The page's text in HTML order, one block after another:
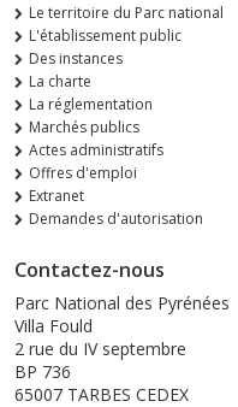
Le territoire du Parc national
L'établissement public
Des instances
La charte
La réglementation
Marchés publics
Actes administratifs
Offres d'emploi
Extranet
Demandes d'autorisation
Contactez-nous
Parc National des Pyrénées
Villa Fould
2 rue du IV septembre
BP 736
65007 TARBES CEDEX